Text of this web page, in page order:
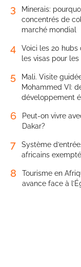
3
Minerais:
concentrés de
marché mondial
4
Voici les 20 hubs
les visas pour
5
Mali. Visite
Mohammed VI:
développement
6
Peut-on vivre
Dakar?
7
Système
africains
8
Tourisme en
avance face à